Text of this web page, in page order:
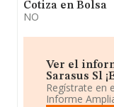
Cotiza en Bolsa
NO
Ver el
Sarasus Sl
Regístrate en
Informe